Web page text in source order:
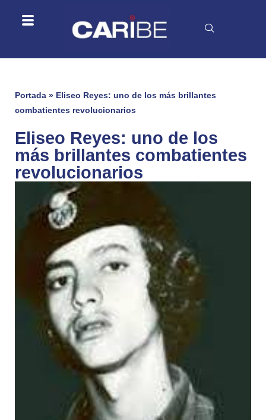
Portada » Eliseo Reyes: uno de los más brillantes
combatientes revolucionarios
Eliseo Reyes: uno de los
más brillantes combatientes
revolucionarios